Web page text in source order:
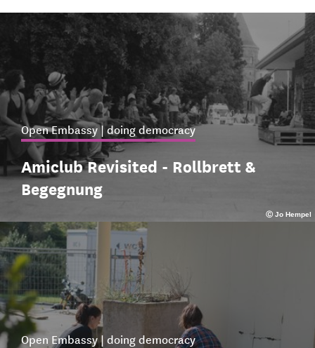
Ⓒ Jo Hempel
Open Embassy | doing democracy
Amiclub Revisited - Rollbrett &
Begegnung
Open Embassy | doing democracy